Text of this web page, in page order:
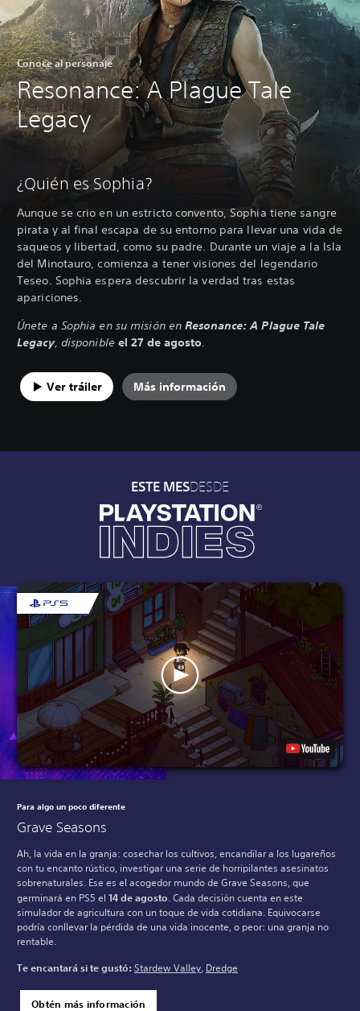
Conoce al personaje
Resonance: A Plague Tale
Legacy
¿Quién es Sophia?
Aunque se crio en un estricto convento, Sophia tiene sangre
pirata y al final escapa de su entorno para llevar una vida de
saqueos y libertad, como su padre. Durante un viaje a la Isla
del Minotauro, comienza a tener visiones del legendario
Teseo. Sophia espera descubrir la verdad tras estas
apariciones.
Únete a Sophia en su misión enResonance: A Plague Tale
Legacy, disponible el 27 de agosto
Ver tráiler Más información
ESTE MESDESDE
Para algo un poco diferente
Grave Seasons
Ah, la vida en la granja: cosechar los cultivos, encandilar a los lugareños
con tu encanto rústico, investigar una serie de horripilantes asesinatos
sobrenaturales. Ese es el acogedor mundo de Grave Seasons, que
germinará en PS5 el 14 de agosto. Cada decisión cuenta en este
simulador de agricultura con un toque de vida cotidiana. Equivocarse
podría conllevar la pérdida de una vida inocente, o peor: una granja no
rentable.
Te encantará si te gustó: Stardew Valley, Dredge
Obtén más información